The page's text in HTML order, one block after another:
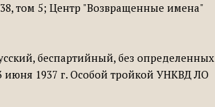
том 5; Центр "Возвращенные имена"
беспартийный, без определенных
июня 1937 г. Особой тройкой УНКВД ЛО